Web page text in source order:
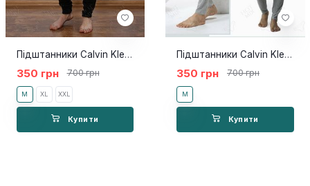
Підштанники Calvin Klein чорні х/б
350 грн 700 грн
M XL XXL
Купити
Підштанники Calvin Klein сірі х/б
350 грн 700 грн
M
Купити